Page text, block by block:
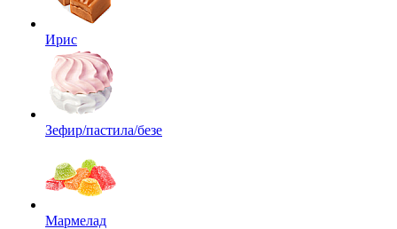
Ирис
Зефир/пастила/безе
Мармелад